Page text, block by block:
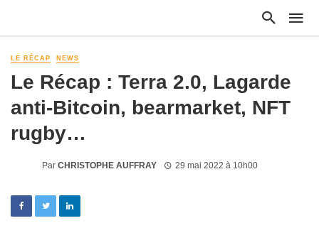
LE RÉCAP NEWS
Le Récap : Terra 2.0, Lagarde
anti-Bitcoin, bearmarket, NFT
rugby…
Par CHRISTOPHE AUFFRAY 29 mai 2022 à 10h00